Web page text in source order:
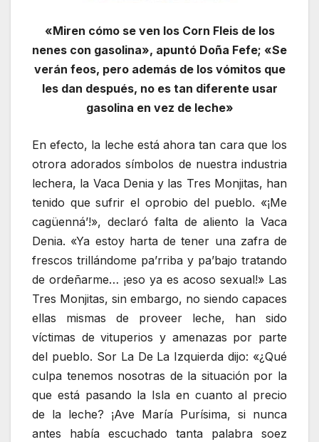
«Miren cómo se ven los Corn Fleis de los
nenes con gasolina», apuntó Doña Fefe; «Se
verán feos, pero además de los vómitos que
les dan después, no es tan diferente usar
gasolina en vez de leche»
En efecto, la leche está ahora tan cara que los
otrora adorados símbolos de nuestra industria
lechera, la Vaca Denia y las Tres Monjitas, han
tenido que sufrir el oprobio del pueblo. «¡Me
cagüenná’!», declaró falta de aliento la Vaca
Denia. «Ya estoy harta de tener una zafra de
frescos trillándome pa’rriba y pa’bajo tratando
de ordeñarme… ¡eso ya es acoso sexual!» Las
Tres Monjitas, sin embargo, no siendo capaces
ellas mismas de proveer leche, han sido
víctimas de vituperios y amenazas por parte
del pueblo. Sor La De La Izquierda dijo: «¿Qué
culpa tenemos nosotras de la situación por la
que está pasando la Isla en cuanto al precio
de la leche? ¡Ave María Purísima, si nunca
antes había escuchado tanta palabra soez